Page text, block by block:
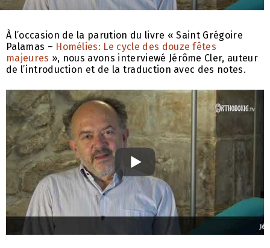
À l’occasion de la parution du livre « Saint Grégoire
Palamas – Homélies: Le cycle des douze fêtes
majeures », nous avons interviewé Jérôme Cler, auteur
de l’introduction et de la traduction avec des notes.